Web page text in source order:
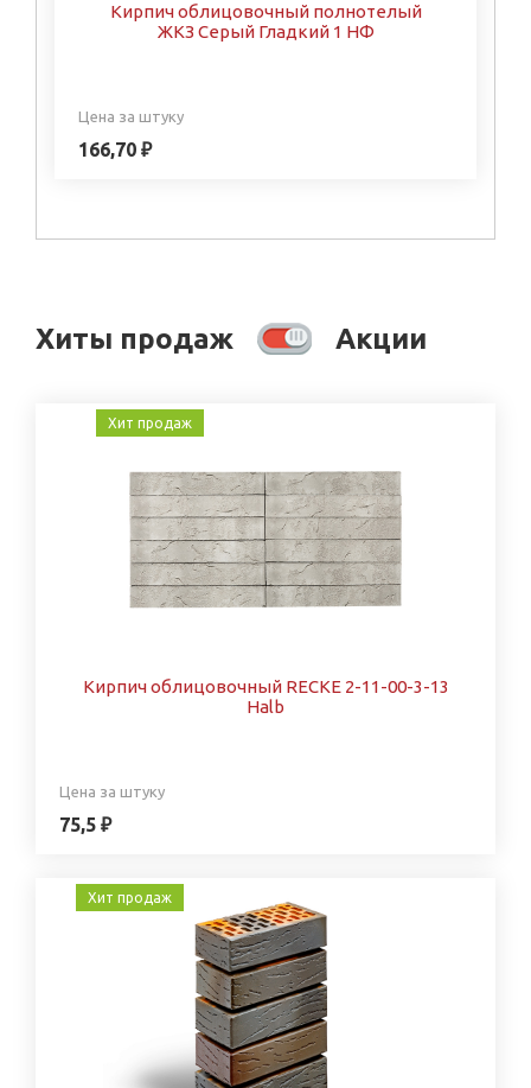
Кирпич облицовочный полнотелый
ЖКЗ Серый Гладкий 1 НФ
Цена за штуку
166,70 ₽
Хиты продаж Акции
Хит продаж
Кирпич облицовочный RECKE 2-11-00-3-13
Halb
Цена за штуку
75,5 ₽
Хит продаж